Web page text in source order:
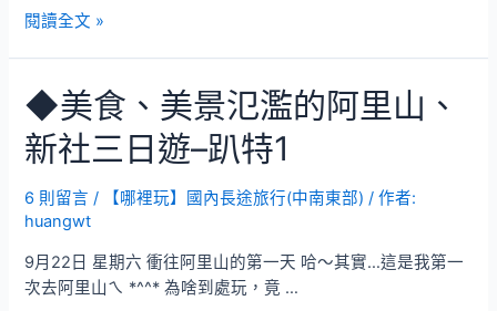
海、
高
濕
地
◆
美
景
氾
的
阿
山、
新
閱讀全文 »
◆美食、美景氾濫的阿里山、
新社三日遊–趴特1
6 則留言 / 【哪裡玩】國內長途旅行(中南東部) / 作者:
huangwt
9月22日 星期六 衝往阿里山的第一天 哈～其實…這是我第一
次去阿里山ㄟ *^^* 為啥到處玩，竟 …